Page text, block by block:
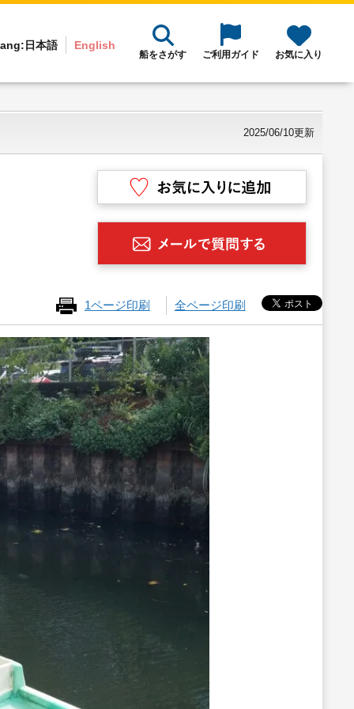
日本語 English
船をさがす ご利用ガイド お気に入り
2025/06/10更新
1ページ印刷 全ページ印刷